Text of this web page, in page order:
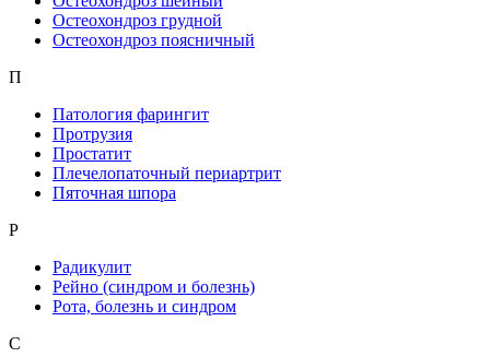
Остеохондроз грудной
Остеохондроз поясничный
П
Патология фарингит
Протрузия
Простатит
Плечелопаточный периартрит
Пяточная шпора
Р
Радикулит
Рейно (синдром и болезнь)
Рота, болезнь и синдром
С